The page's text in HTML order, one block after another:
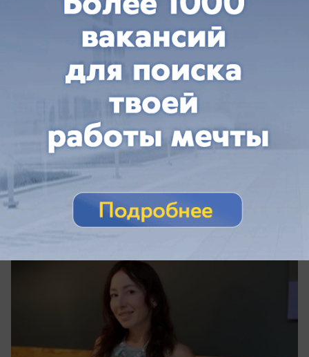
сегодня в 15:00
Поздравления
Поздравляем Руслану Краснову с Днем
Рождения!